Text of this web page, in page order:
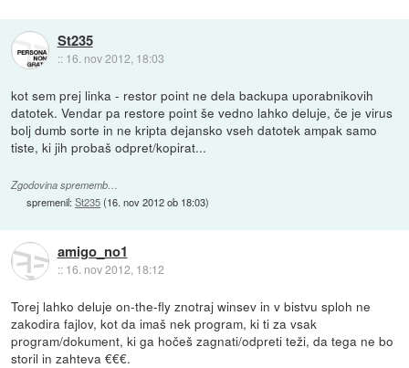
St235
:: 16. nov 2012, 18:03
kot sem prej linka - restor point ne dela backupa uporabnikovih
datotek. Vendar pa restore point še vedno lahko deluje, če je virus
bolj dumb sorte in ne kripta dejansko vseh datotek ampak samo
tiste, ki jih probaš odpret/kopirat...
Zgodovina sprememb…
spremenil:St235(16. nov 2012 ob 18:03)
amigo_no1
:: 16. nov 2012, 18:12
Torej lahko deluje on-the-fly znotraj winsev in v bistvu sploh ne
zakodira fajlov, kot da imaš nek program, ki ti za vsak
program/dokument, ki ga hočeš zagnati/odpreti teži, da tega ne bo
storil in zahteva €€€.